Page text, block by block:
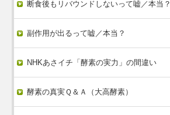
断食後もリバウンドしないって嘘／本当？
副作用が出るって嘘／本当？
NHKあさイチ「酵素の実力」の間違い
酵素の真実Ｑ＆Ａ（大高酵素）